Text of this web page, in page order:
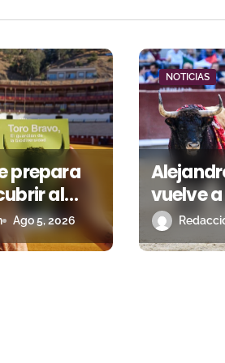
prepara
al
como
la
Ago 5, 2026
NOTICIAS
vuelve
busca
que se